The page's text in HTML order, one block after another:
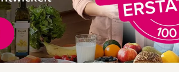
waschen konnten. Auch gab es
und ebenso zwei große
Natürlich waren auch
hatten wir einen direkten Strom